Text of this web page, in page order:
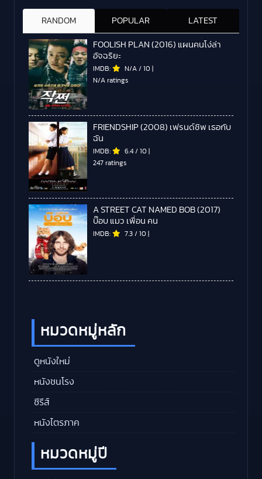
RANDOM POPULAR LATEST
FOOLISH PLAN (2016) แผนคนโง่ล่า
อัจฉริยะ
IMDB: N/A / 10 |
N/A ratings
FRIENDSHIP (2008) เฟรนด์ชิพ เธอกับ
ฉัน
IMDB: 6.4 / 10 |
247 ratings
A STREET CAT NAMED BOB (2017)
บ๊อบ แมว เพื่อน คน
IMDB: 7.3 / 10 |
หมวดหมู่หลัก
ดูหนังใหม่
หนังชนโรง
ซีรีส์
หนังไตรภาค
หมวดหมู่ปี